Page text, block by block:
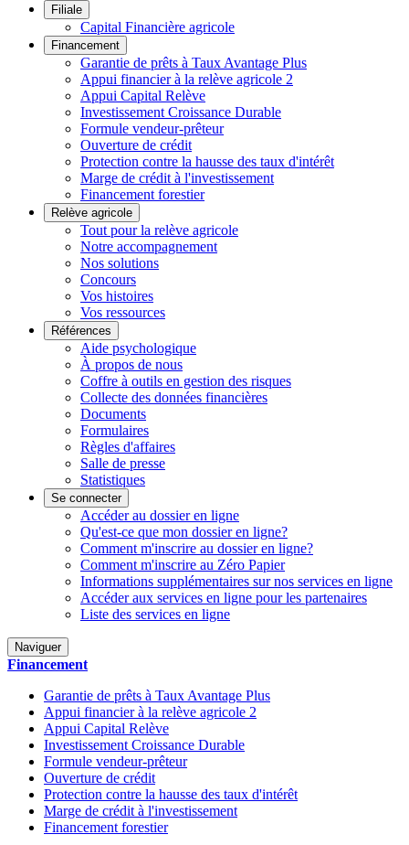
Filiale
Capital Financière agricole
Financement
Garantie de prêts à Taux Avantage Plus
Appui financier à la relève agricole 2
Appui Capital Relève
Investissement Croissance Durable
Formule vendeur-prêteur
Ouverture de crédit
Protection contre la hausse des taux d'intérêt
Marge de crédit à l'investissement
Financement forestier
Relève agricole
Tout pour la relève agricole
Notre accompagnement
Nos solutions
Concours
Vos histoires
Vos ressources
Références
Aide psychologique
À propos de nous
Coffre à outils en gestion des risques
Collecte des données financières
Documents
Formulaires
Règles d'affaires
Salle de presse
Statistiques
Se connecter
Accéder au dossier en ligne
Qu'est-ce que mon dossier en ligne?
Comment m'inscrire au dossier en ligne?
Comment m'inscrire au Zéro Papier
Informations supplémentaires sur nos services en ligne
Accéder aux services en ligne pour les partenaires
Liste des services en ligne
Naviguer
Financement
Garantie de prêts à Taux Avantage Plus
Appui financier à la relève agricole 2
Appui Capital Relève
Investissement Croissance Durable
Formule vendeur-prêteur
Ouverture de crédit
Protection contre la hausse des taux d'intérêt
Marge de crédit à l'investissement
Financement forestier